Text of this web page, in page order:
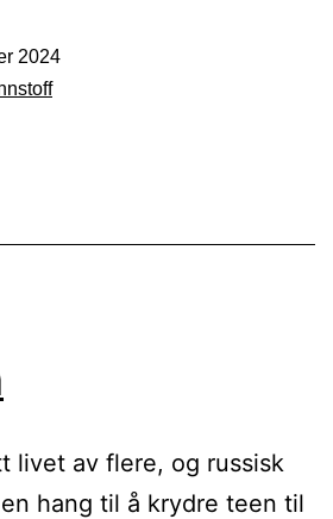
2024
livet av flere, og russisk
hang til å krydre teen til